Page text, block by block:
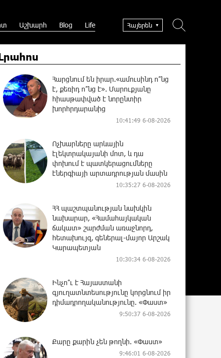
Աշխարհ Blog Life Հայերեն
Հարցնում են իրար.«ամուսինդ ո՞նց
է, քեռիդ ո՞նց է». Մարուքյանը
հիասթափված է նորընտիր
խորհրդարանից
10:41:49 6-08-2026
Ոչխարները արևային
էլեկտրակայանի մոտ, և դա
փոխում է պատկերացումները
էներգիայի արտադրության մասին
10:35:27 6-08-2026
ՀՀ պաշտպանության նախկին
նախարար, «Համահայկական
ճակատ» շարժման առաջնորդ,
հետախույզ, գեներալ-մայոր Արշակ
Կարապետյան
10:30:34 6-08-2026
Ինչո՞ւ է Հայաստանի
գյուղատնտեսությունը կորցնում իր
դիմադրողականությունը. «Փաստ»
9:50:37 6-08-2026
Քարը քարին չեն թողնի. «Փաստ»
9:46:01 6-08-2026